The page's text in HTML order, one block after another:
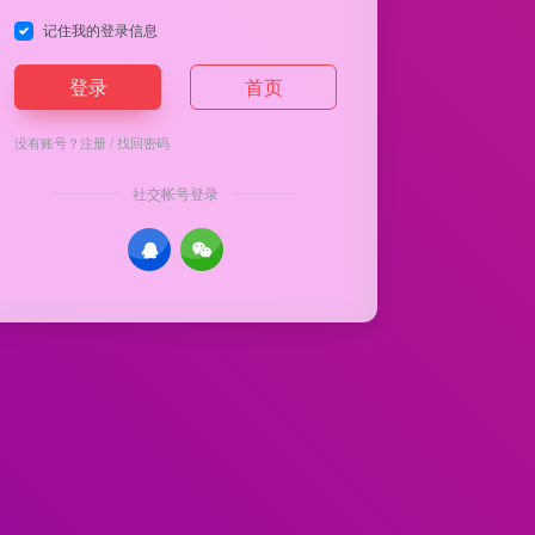
记住我的登录信息
登录 首页
没有账号？注册/找回密码
社交帐号登录